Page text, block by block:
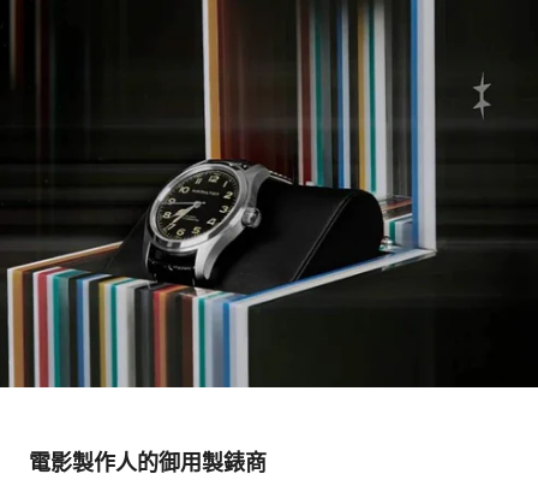
電影製作人的御用製錶商